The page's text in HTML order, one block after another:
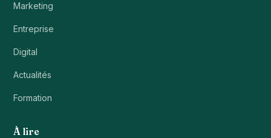
Marketing
Entreprise
Digital
Actualités
Formation
À lire